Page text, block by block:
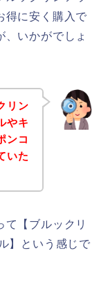
得に安く購入で
、いかがでしょ
リン
やキ
ンコ
いた
て【ブルックリ
】という感じで